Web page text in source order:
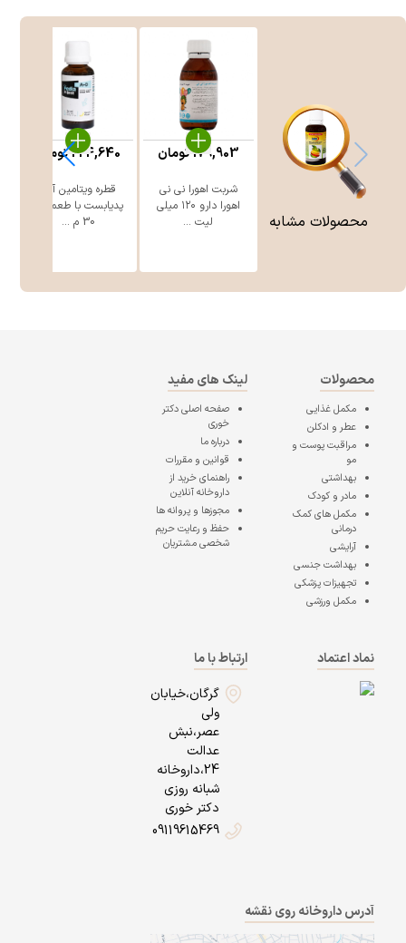
محصولات مشابه
شربت اهورا نی نی
اهورا دارو ۱۲۰ میلی
لیت ...
179,903تومان
قطره ویتامین آ+د
پدیابست با طعم موز
30 م ...
224,640تومان
محصولات
مکمل غذایی
عطر و ادکلن
مراقبت پوست و
مو
بهداشتی
مادر و کودک
مکمل های کمک
درمانی
آرایشی
بهداشت جنسی
تجهیزات پزشکی
مکمل ورزشی
لینک های مفید
صفحه اصلیدکتر
خوری
درباره ما
قوانین و مقررات
راهنمای خرید از
داروخانه آنلاین
مجوزها و پروانه ها
حفظ و رعایت حریم
شخصی مشتریان
نماد اعتماد
ارتباط با ما
گرگان،خیابان
ولی
عصر،نبش
عدالت
24،داروخانه
شبانه روزی
دکتر خوری
09119615469
آدرس داروخانه روی نقشه